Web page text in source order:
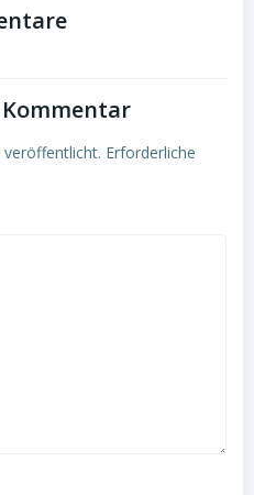
navigation
Kommentar
veröffentlicht. Erforderliche